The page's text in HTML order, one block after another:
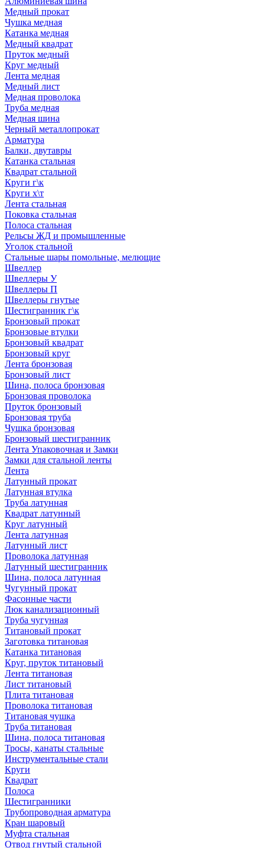
Медный прокат
Чушка медная
Катанка медная
Медный квадрат
Пруток медный
Круг медный
Лента медная
Медный лист
Медная проволока
Труба медная
Медная шина
Черный металлопрокат
Арматура
Балки, двутавры
Катанка стальная
Квадрат стальной
Круги г\к
Круги х\т
Лента стальная
Поковка стальная
Полоса стальная
Рельсы ЖД и промышленные
Уголок стальной
Стальные шары помольные, мелющие
Швеллер
Швеллеры У
Швеллеры П
Швеллеры гнутые
Шестигранник г\к
Бронзовый прокат
Бронзовые втулки
Бронзовый квадрат
Бронзовый круг
Лента бронзовая
Бронзовый лист
Шина, полоса бронзовая
Бронзовая проволока
Пруток бронзовый
Бронзовая труба
Чушка бронзовая
Бронзовый шестигранник
Лента Упаковочная и Замки
Замки для стальной ленты
Лента
Латунный прокат
Латунная втулка
Труба латунная
Квадрат латунный
Круг латунный
Лента латунная
Латунный лист
Проволока латунная
Латунный шестигранник
Шина, полоса латунная
Чугунный прокат
Фасонные части
Люк канализационный
Труба чугунная
Титановый прокат
Заготовка титановая
Катанка титановая
Круг, пруток титановый
Лента титановая
Лист титановый
Плита титановая
Проволока титановая
Титановая чушка
Труба титановая
Шина, полоса титановая
Тросы, канаты стальные
Инструментальные стали
Круги
Квадрат
Полоса
Шестигранники
Трубопроводная арматура
Кран шаровый
Муфта стальная
Отвод гнутый стальной